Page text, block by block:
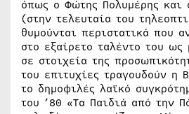
όπως ο Φώτης Πολυμέρης και
(στην τελευταία του
θυμούνται περιστατικά που
στο εξαίρετο ταλέντο του ως
σε στοιχεία της
του επιτυχίες τραγουδούν η
το δημοφιλές λαϊκό
του ’80 «Τα Παιδιά από την